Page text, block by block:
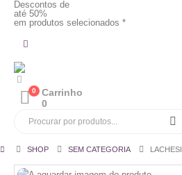
Descontos de
até 50%
em produtos selecionados *
0
Carrinho
0
SHOP SEM CATEGORIA